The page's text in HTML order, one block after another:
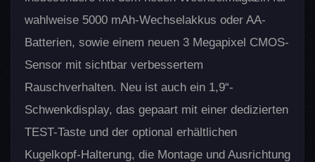
wahlweise 5000 mAh-Wechselakkus oder AA-
Batterien, sowie einem neuen 3 Megapixel CMOS-
Sensor mit sichtbar verbessertem
Rauschverhalten. Neu ist auch ein 1,9“-
Schwenkdisplay, das gepaart mit einer dedizierten
TEST-Taste und der optional erhältlichen
Kugelkopf-Halterung, die Montage und Ausrichtung